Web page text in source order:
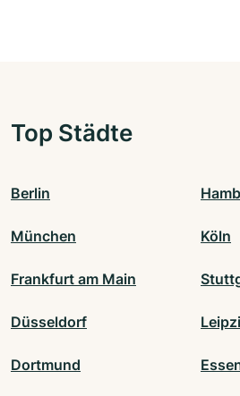
Top Städte
Berlin
München Köln
Frankfurt am Main
Düsseldorf
Dortmund